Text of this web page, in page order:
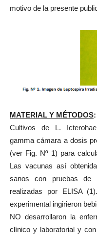
motivo de la presente
MATERIAL Y MÉTODOS:
Cultivos de L.
gamma cámara a dosis
(ver Fig. Nº 1) para
Las vacunas así
sanos con pruebas de
realizadas por ELISA
experimental ingirieron
NO desarrollaron la
clínico y laboratorial y